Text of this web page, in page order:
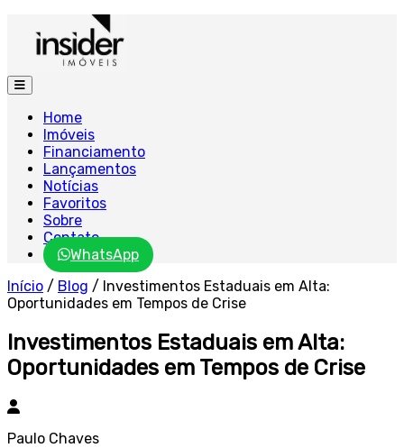
Home
Imóveis
Financiamento
Lançamentos
Notícias
Favoritos
Sobre
Contato
WhatsApp
Início / Blog / Investimentos Estaduais em Alta:
Oportunidades em Tempos de Crise
Investimentos Estaduais em Alta:
Oportunidades em Tempos de Crise
Paulo Chaves